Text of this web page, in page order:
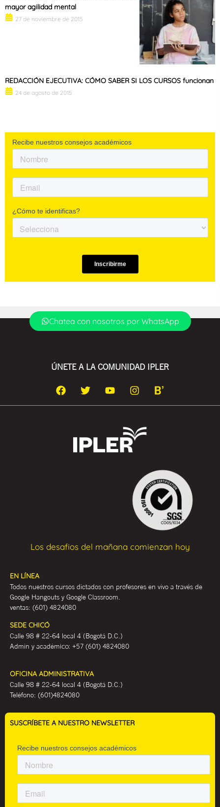
mayor agilidad mental
27 de noviembre de 2015
REDACCIÓN EJECUTIVA: CÓMO SABER SI LOS CURSOS funcionan
24 de agosto de 2015
Chatea con nosotros por WhatsApp
ÚNETE A LA COMUNIDAD IPLER
Los desafios del mañana comienzan hoy
EN LÍNEA
Todos nuestros cursos dictados con profesores en vivo a través de
Google Hangouts y Google Classroom.
ventas: (601) 4824080
SEDE CHICÓ
Calle 98 # 22-64 local 4 (Bogotá D.C.)
Admin y académico: +57 (601) 4824080
OFICINA ADMINISTRATIVA
Calle 98 # 22-64 local 4 (Bogotá D.C.)
Teléfono: (601)4824080
SUSCRÍBETE A NUESTRO NEWSLETTER